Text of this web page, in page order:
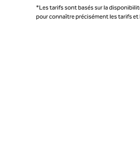
*Les tarifs sont basés sur la
pour connaître précisément les tarifs